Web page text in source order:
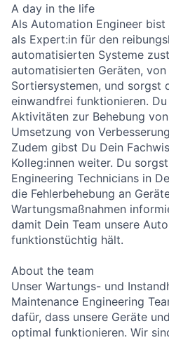
A day in the life
Als Automation Engineer
als Expert:in für den
automatisierten Systeme
automatisierten Geräten,
Sortiersystemen, und sorgst
einwandfrei funktionieren.
Aktivitäten zur Behebung
Umsetzung von
Zudem gibst Du Dein
Kolleg:innen weiter. Du
Engineering Technicians in
die Fehlerbehebung an
Wartungsmaßnahmen
damit Dein Team unsere
funktionstüchtig hält.
About the team
Unser Wartungs- und
Maintenance Engineering
dafür, dass unsere Geräte
optimal funktionieren. Wir